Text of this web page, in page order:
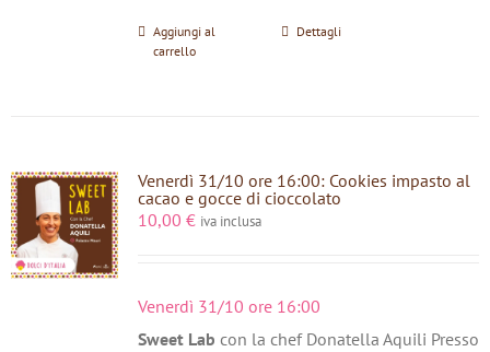
Aggiungi al
carrello
Dettagli
Venerdì 31/10 ore 16:00: Cookies impasto al
cacao e gocce di cioccolato
10,00 € iva inclusa
Venerdì 31/10 ore 16:00
Sweet Lab con la chef Donatella Aquili Presso